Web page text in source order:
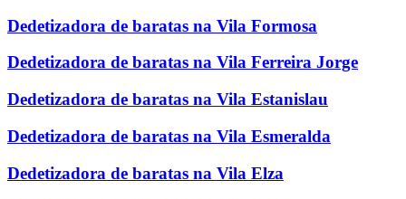
Dedetizadora de baratas na Vila Formosa
Dedetizadora de baratas na Vila Ferreira Jorge
Dedetizadora de baratas na Vila Estanislau
Dedetizadora de baratas na Vila Esmeralda
Dedetizadora de baratas na Vila Elza